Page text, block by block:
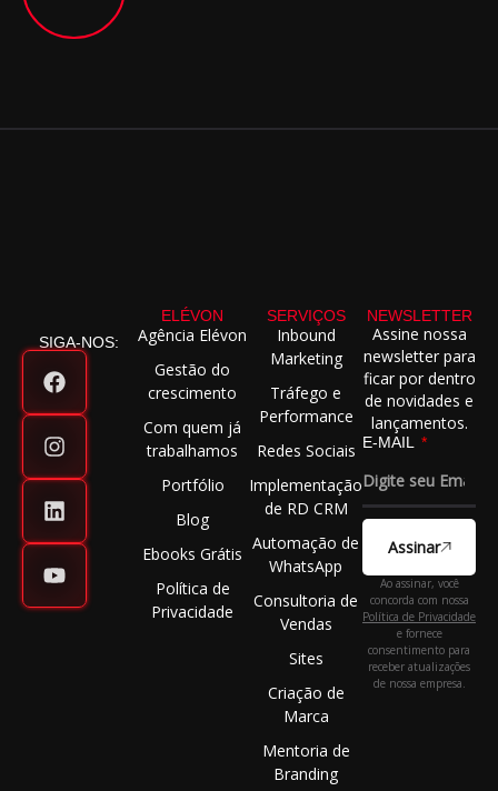
SIGA-NOS:
ELÉVON
Agência Elévon
Gestão do
crescimento
Com quem já
trabalhamos
Portfólio
Blog
Ebooks Grátis
Política de
Privacidade
SERVIÇOS
Inbound
Marketing
Tráfego e
Performance
Redes Sociais
Implementação
de RD CRM
Automação de
WhatsApp
Consultoria de
Vendas
Sites
Criação de
Marca
Mentoria de
Branding
NEWSLETTER
Assine nossa
newsletter para
ficar por dentro
de novidades e
lançamentos.
E-MAIL
Assinar
Ao assinar, você
concorda com nossa
Política de Privacidade
e fornece
consentimento para
receber atualizações
de nossa empresa.